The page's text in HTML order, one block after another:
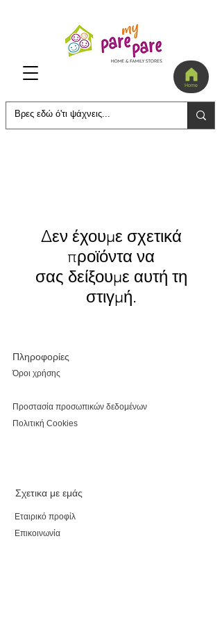
Home
Δεν έχουμε σχετικά
προϊόντα να
σας δείξουμε αυτή τη
στιγμή.
Πληροφορίες
Όροι χρήσης
Προστασία προσωπικών δεδομένων
Πολιτική Cookies
Σχετικα με εμάς
Εταιρικό προφίλ
Επικοινωνία